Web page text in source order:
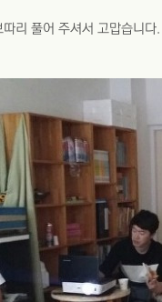
리 풀어 주셔서 고맙습니다.